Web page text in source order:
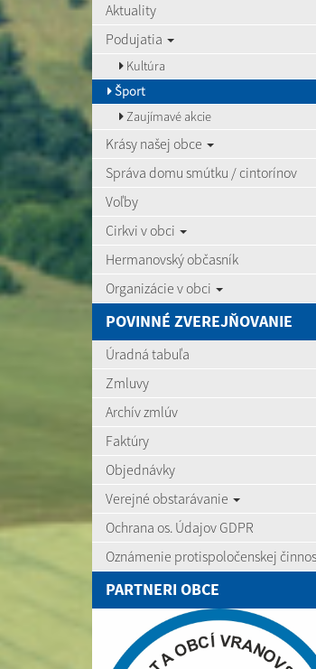
Aktuality
Podujatia
Kultúra
Šport
Zaujímavé akcie
Krásy našej obce
Správa domu smútku / cintorínov
Voľby
Cirkvi v obci
Hermanovský občasník
Organizácie v obci
POVINNÉ ZVEREJŇOVANIE
Úradná tabuľa
Zmluvy
Archív zmlúv
Faktúry
Objednávky
Verejné obstarávanie
Ochrana os. Údajov GDPR
Oznámenie protispoločenskej
PARTNERI OBCE